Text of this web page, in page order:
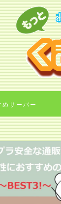
めサーバー